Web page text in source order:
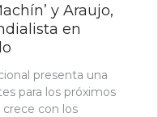
y Araujo,
en
presenta una
para los próximos
con los